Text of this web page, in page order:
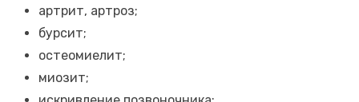
артрит, артроз;
бурсит;
остеомиелит;
миозит;